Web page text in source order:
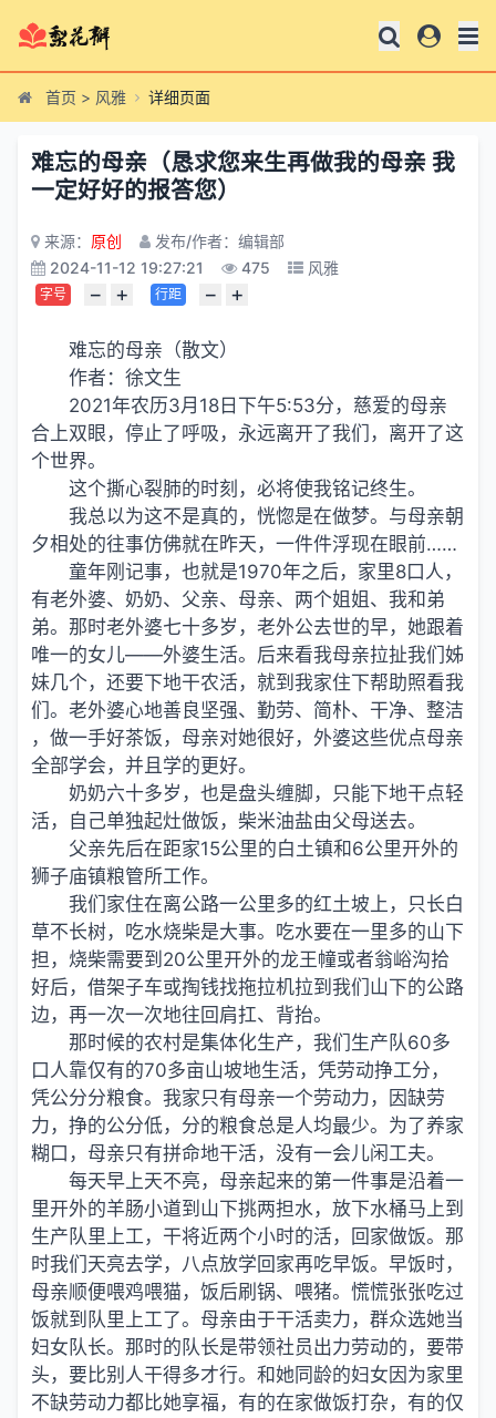
首页 > 风雅 详细页面
难忘的母亲（恳求您来生再做我的母亲 我
一定好好的报答您）
来源： 原创
发布/作者：编辑部
2024-11-12 19:27:21
475 风雅
字号 − + 行距 − +
难忘的母亲（散文）
作者：徐文生
2021年农历3月18日下午5:53分，慈爱的母亲
合上双眼，停止了呼吸，永远离开了我们 ，离开了这
个世界。
这个撕心裂肺的时刻，必将使我铭记终生。
我总以为这不是真的，恍惚是在做梦。与母亲朝
夕相处的往事仿佛就在昨天，一件件浮现在眼前……
童年刚记事，也就是1970年之后，家里8口人，
有老外婆、奶奶、父亲、母亲、两个姐姐、我和弟
弟。那时老外婆七十多岁，老外公去世的早，她跟着
唯一的女儿——外婆生活。后来看我母亲拉扯我们姊
妹几个，还要下地干农活，就到我家住下帮助照看我
们。老外婆心地善良坚强、勤劳、简朴、干净、整洁
，做一手好茶饭，母亲对她很好，外婆这些优点母亲
全部学会，并且学的更好。
奶奶六十多岁，也是盘头缠脚，只能下地干点轻
活，自己单独起灶做饭，柴米油盐由父母送去。
父亲先后在距家15公里的白土镇和6公里开外的
狮子庙镇粮管所工作。
我们家住在离公路一公里多的红土坡上，只长白
草不长树，吃水烧柴是大事。吃水要在一里多的山下
担，烧柴需要到20公里开外的龙王幢或者翁峪沟拾
好后，借架子车或掏钱找拖拉机拉到我们山下的公路
边，再一次一次地往回肩扛、背抬。
那时候的农村是集体化生产，我们生产队60多
口人靠仅有的70多亩山坡地生活，凭劳动挣工分，
凭公分分粮食。我家只有母亲一个劳动力，因缺劳
力，挣的公分低，分的粮食总是人均最少。为了养家
糊口，母亲只有拼命地干活，没有一会儿闲工夫。
每天早上天不亮，母亲起来的第一件事是沿着一
里开外的羊肠小道到山下挑两担水，放下水桶马上到
生产队里上工，干将近两个小时的活，回家做饭。那
时我们天亮去学，八点放学回家再吃早饭。早饭时，
母亲顺便喂鸡喂猫，饭后刷锅、喂猪。慌慌张张吃过
饭就到队里上工了。母亲由于干活卖力，群众选她当
妇女队长。那时的队长是带领社员出力劳动的，要带
头，要比别人干得多才行。和她同龄的妇女因为家里
不缺劳动力都比她享福，有的在家做饭打杂，有的仅